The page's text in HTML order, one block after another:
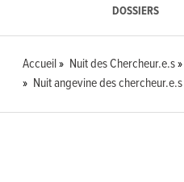
DOSSIERS
Accueil Nuit des Chercheur.e.s
Nuit angevine des chercheur.e.s